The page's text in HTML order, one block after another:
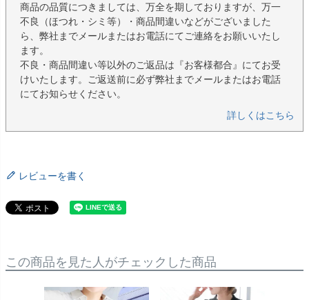
商品の品質につきましては、万全を期しておりますが、万一
不良（ほつれ・シミ等）・商品間違いなどがございました
ら、弊社までメールまたはお電話にてご連絡をお願いいたし
ます。
不良・商品間違い等以外のご返品は『お客様都合』にてお受
けいたします。ご返送前に必ず弊社までメールまたはお電話
にてお知らせください。
詳しくはこちら
レビューを書く
この商品を見た人がチェックした商品